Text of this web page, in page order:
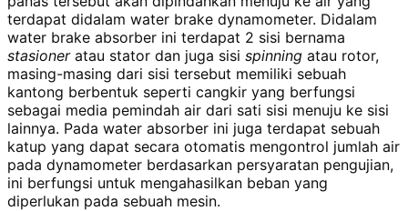
terdapat didalam water brake dynamometer. Didalam
water brake absorber ini terdapat 2 sisi bernama
stasioneratau stator dan juga sisi spinning atau rotor,
masing-masing dari sisi tersebut memiliki sebuah
kantong berbentuk seperti cangkir yang berfungsi
sebagai media pemindah air dari sati sisi menuju ke sisi
lainnya. Pada water absorber ini juga terdapat sebuah
katup yang dapat secara otomatis mengontrol jumlah air
pada dynamometer berdasarkan persyaratan pengujian,
ini berfungsi untuk mengahasilkan beban yang
diperlukan pada sebuah mesin.